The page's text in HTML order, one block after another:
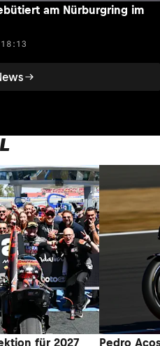
am Nürburgring im
für 2027 Pedro